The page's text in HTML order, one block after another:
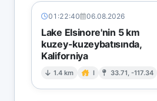
01:22:40 06.08.2026
Lake Elsinore'nin 5 km
kuzey-kuzeybatısında,
Kaliforniya
1.4 km I 33.71, -117.34